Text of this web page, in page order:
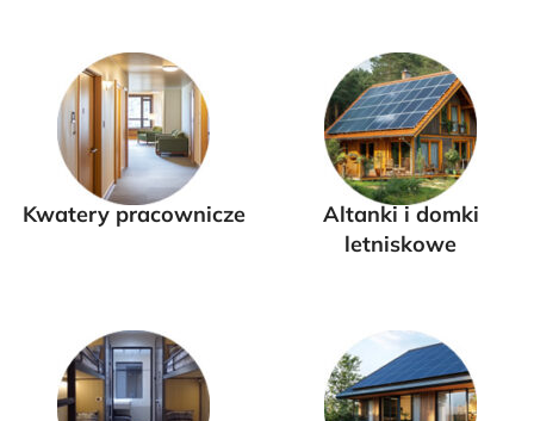
Kwatery pracownicze
Altanki i domki
letniskowe